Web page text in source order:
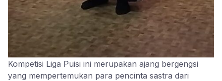
Kompetisi Liga Puisi ini merupakan ajang bergengsi
yang mempertemukan para pencinta sastra dari